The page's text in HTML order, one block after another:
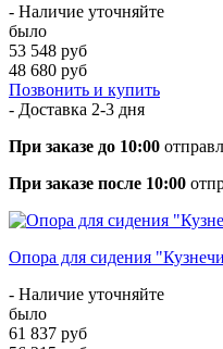
- Наличие уточняйте
было
53 548 руб
48 680 руб
Позвонить и купить
- Доставка 2-3 дня
При заказе до 10:00
При заказе после 10:00
Опора для сидения
- Наличие уточняйте
было
61 837 руб